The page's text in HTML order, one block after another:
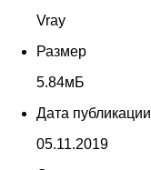
Vray
Размер
5.84мБ
Дата публикации
05.11.2019